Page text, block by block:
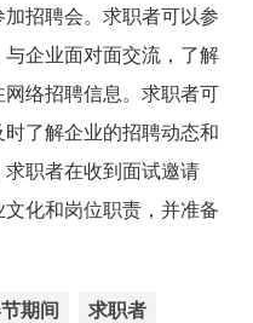
招聘会。求职者可以参
企业面对面交流，了解
络招聘信息。求职者可
了解企业的招聘动态和
职者在收到面试邀请
化和岗位职责，并准备
期间 求职者